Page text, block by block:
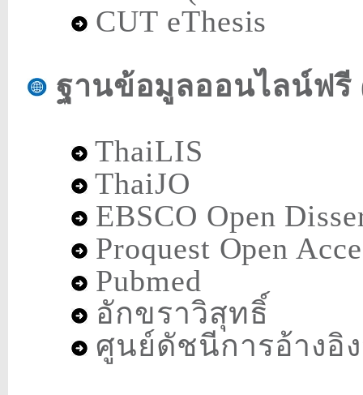
CUT eThesis
ฐานข้อมูลออนไลน์ฟรี
ThaiLIS
ThaiJO
EBSCO Open
Proquest Open
Pubmed
อักขราวิสุทธิ์
ศูนย์ดัชนีการอ้างอิ